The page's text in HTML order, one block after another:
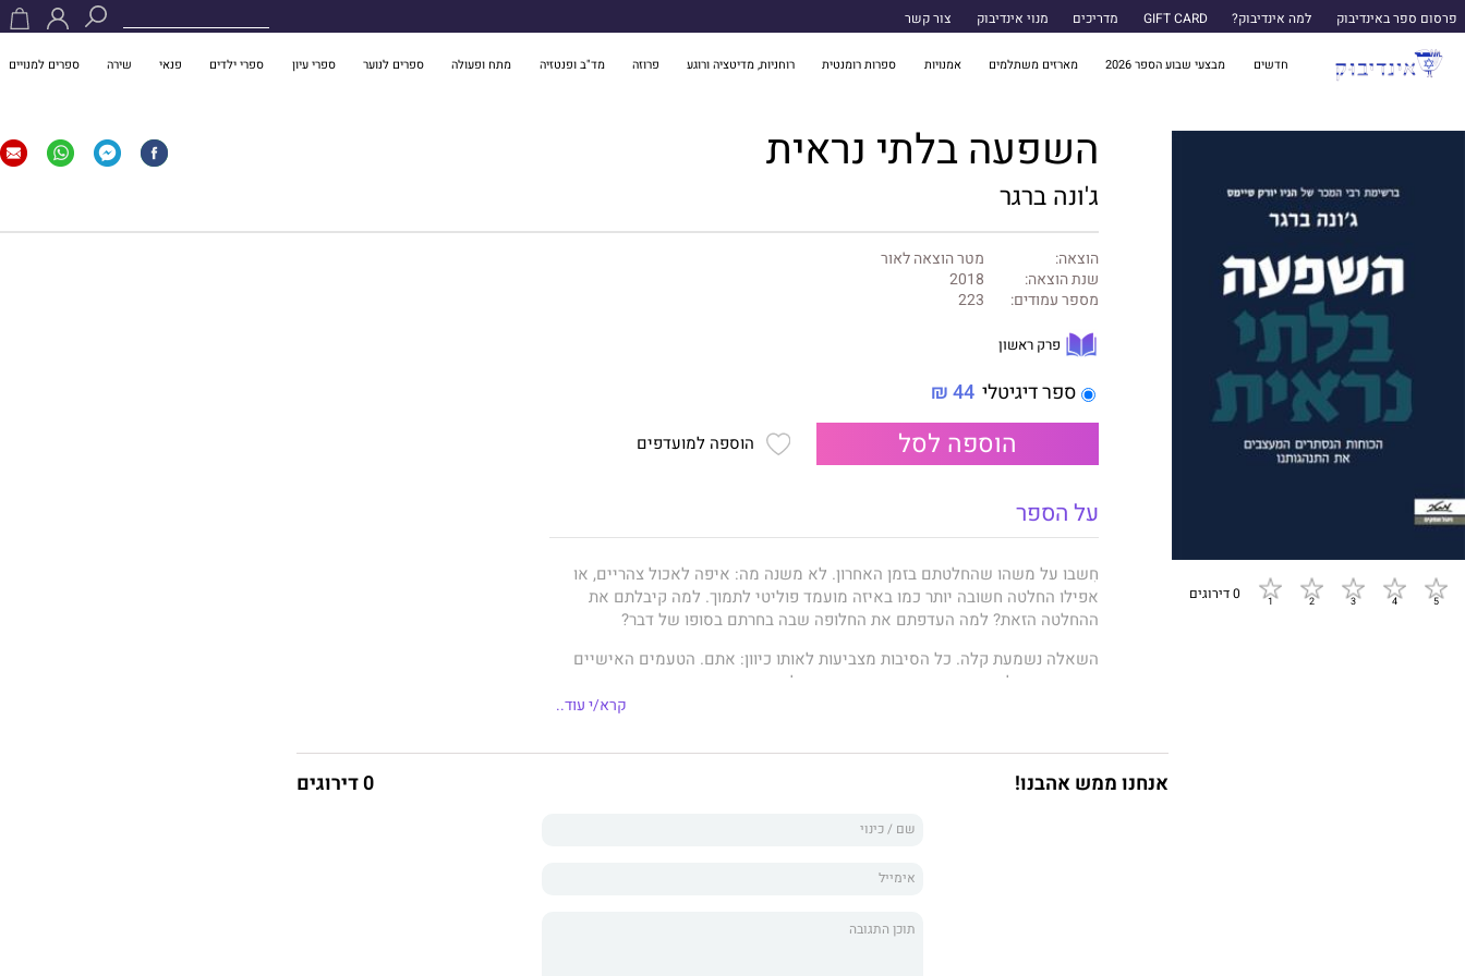
פרסום ספר באינדיבוק למה אינדיבוק? GIFT CARD מדריכים מנוי אינדיבוק צור קשר
חדשים מבצעי שבוע הספר 2026 מארזים משתלמים אמנויות ספרות רומנטית רוחניות, מדיטציה ורוגע פרוזה מד"ב ופנטזיה מתח ופעולה ספרים לנוער ספרי עיון ספרי ילדים פנאי שירה ספרים למנויים
0 דירוגים
השפעה בלתי נראית
ג'ונה ברגר
הוצאה:
מטר הוצאה לאור
שנת הוצאה:
2018
מספר עמודים:
223
פרק ראשון
ספר דיגיטלי 44 ₪
הוספה לסל הוספה למועדפים
על הספר
חִשבו על משהו שהחלטתם בזמן האחרון. לא משנה מה: איפה לאכול צהריים, או
אפילו החלטה חשובה יותר כמו באיזה מועמד פוליטי לתמוך. למה קיבלתם את
ההחלטה הזאת? למה העדפתם את החלופה שבה בחרתם בסופו של דבר?
השאלה נשמעת קלה. כל הסיבות מצביעות לאותו כיוון: אתם. הטעמים האישיים
וההעדפות שלכם. הדברים שאתם אוהבים או לא אוהבים.
הרעיון שההחלטות שלנו נובעות מהמחשבות ומהדעות האישיות שלנו נראה מובן
בלי שאנחנו מודעים לכך, לאנשים אחרים יש השפעה עצומה כמעט על כל היבט
כשאדם אחר נמצא על ההליכון הסמוך. אבל ההשפעה החברתית אינה מובילה אותנו
רוצים להיות כמו האנשים האלה.
קרא/י עוד..
אנחנו ממש אהבנו! 0 דירוגים